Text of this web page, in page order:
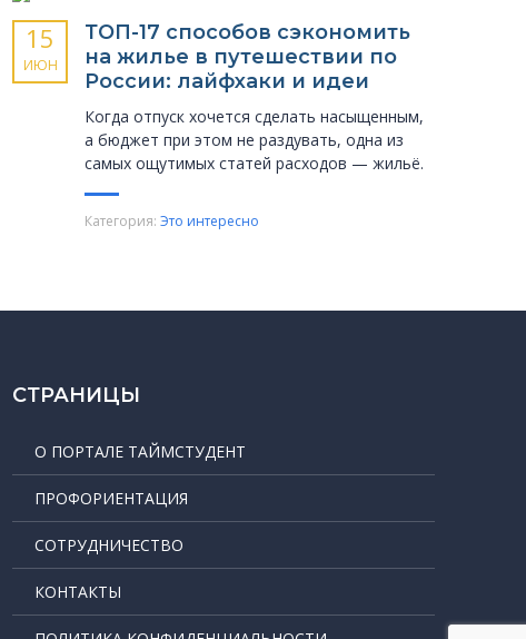
15
ИЮН
ТОП-17 способов сэкономить
на жилье в путешествии по
России: лайфхаки и идеи
Когда отпуск хочется сделать насыщенным,
а бюджет при этом не раздувать, одна из
самых ощутимых статей расходов — жильё.
Категория: Это интересно
СТРАНИЦЫ
О ПОРТАЛЕ ТАЙМСТУДЕНТ
ПРОФОРИЕНТАЦИЯ
СОТРУДНИЧЕСТВО
КОНТАКТЫ